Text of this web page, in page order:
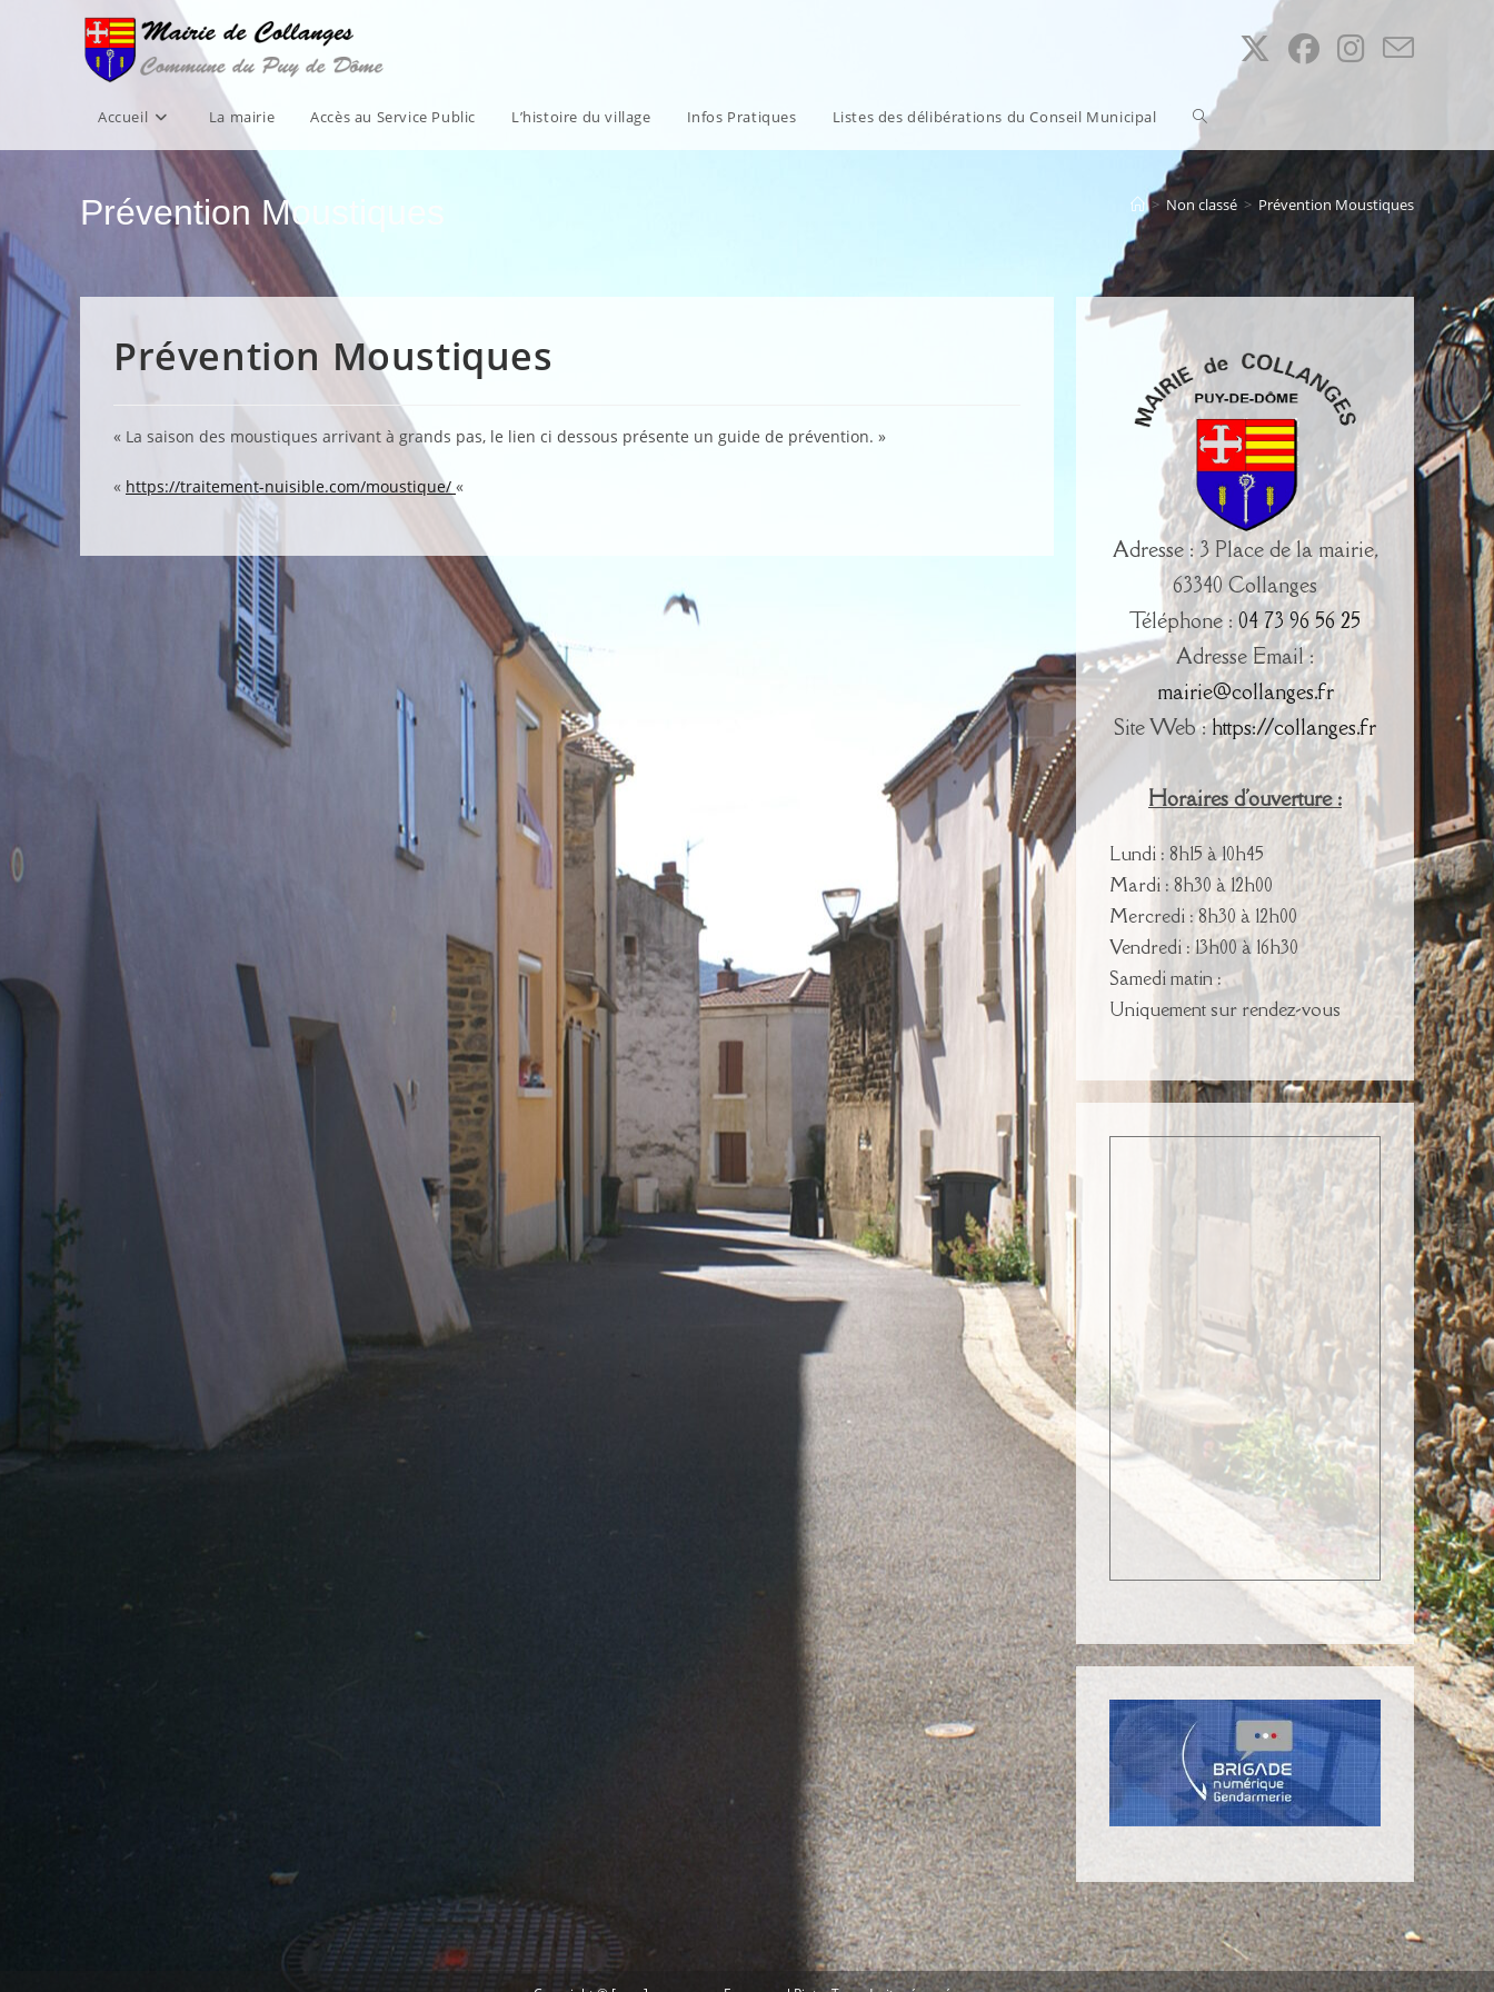
Accueil La mairie Accès au Service Public L’histoire du village Infos Pratiques Listes des délibérations du Conseil Municipal Toggle
website
Prévention Moustiques > Non classé > Prévention Moustiques
Prévention Moustiques
« La saison des moustiques arrivant à grands pas, le lien ci dessous présente un guide de prévention. »
« https://traitement-nuisible.com/moustique/ «
Adresse : 3 Place de la mairie,
63340 Collanges
Téléphone :04 73 96 56 25
Adresse Email :
mairie@collanges.fr
Site Web :https://collanges.fr
Horaires d'ouverture :
Lundi : 8h15 à 10h45
Mardi : 8h30 à 12h00
Mercredi : 8h30 à 12h00
Vendredi : 13h00 à 16h30
Samedi matin :
Uniquement sur rendez-vous